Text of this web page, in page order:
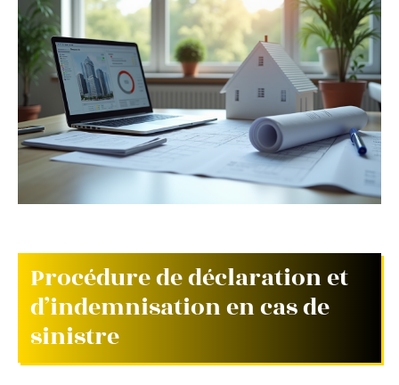
Procédure de déclaration et
d’indemnisation en cas de
sinistre